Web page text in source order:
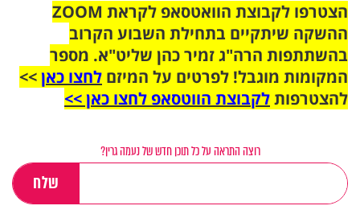
הצטרפו לקבוצת הוואטסאפ לקראת ZOOM
ההשקה שיתקיים בתחילת השבוע הקרוב
בהשתתפות הרה"ג זמיר כהן שליט"א. מספר
המקומות מוגבל! לפרטים על המיזם לחצו כאן>>
להצטרפותלקבוצת הווטסאפ לחצו כאן >>
רוצה התראה על כל תוכן חדש של נעמה גרין?